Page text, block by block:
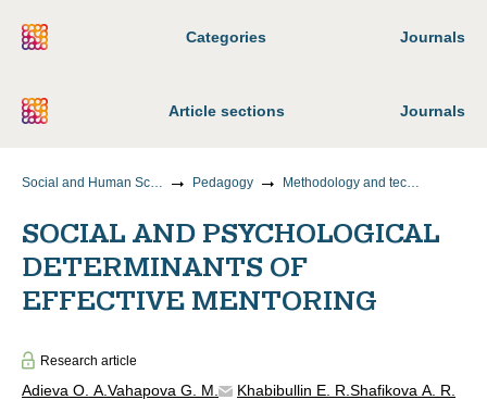
Categories Journals
Article sections Journals
Social and Human Sciences Pedagogy Methodology and technology of vocational education
SOCIAL AND PSYCHOLOGICAL
DETERMINANTS OF
EFFECTIVE MENTORING
Research article
Adieva O. A. Vahapova G. M. Khabibullin E. R. Shafikova A. R.